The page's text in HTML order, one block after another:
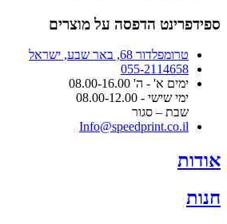
ספידפרינט הדפסה על מוצרים
טרומפלדור 68, באר שבע, ישראל
055-2114658
ימים א' - ה' 08.00-16.00
ימי שישי - 08.00-12.00
שבת – סגור
Info@speedprint.co.il
אודות
חנות